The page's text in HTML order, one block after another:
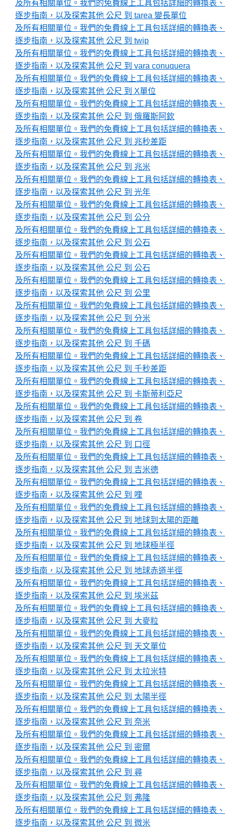
及所有相關單位。我們的免費線上工具包括詳細的轉換表、
逐步指南，以及探索其他 公尺 到 tarea 變長單位
及所有相關單位。我們的免費線上工具包括詳細的轉換表、
逐步指南，以及探索其他 公尺 到 twip
及所有相關單位。我們的免費線上工具包括詳細的轉換表、
逐步指南，以及探索其他 公尺 到 vara conuquera
及所有相關單位。我們的免費線上工具包括詳細的轉換表、
逐步指南，以及探索其他 公尺 到 X單位
及所有相關單位。我們的免費線上工具包括詳細的轉換表、
逐步指南，以及探索其他 公尺 到 俄羅斯阿欽
及所有相關單位。我們的免費線上工具包括詳細的轉換表、
逐步指南，以及探索其他 公尺 到 兆秒差距
及所有相關單位。我們的免費線上工具包括詳細的轉換表、
逐步指南，以及探索其他 公尺 到 兆米
及所有相關單位。我們的免費線上工具包括詳細的轉換表、
逐步指南，以及探索其他 公尺 到 光年
及所有相關單位。我們的免費線上工具包括詳細的轉換表、
逐步指南，以及探索其他 公尺 到 公分
及所有相關單位。我們的免費線上工具包括詳細的轉換表、
逐步指南，以及探索其他 公尺 到 公石
及所有相關單位。我們的免費線上工具包括詳細的轉換表、
逐步指南，以及探索其他 公尺 到 公石
及所有相關單位。我們的免費線上工具包括詳細的轉換表、
逐步指南，以及探索其他 公尺 到 公里
及所有相關單位。我們的免費線上工具包括詳細的轉換表、
逐步指南，以及探索其他 公尺 到 分米
及所有相關單位。我們的免費線上工具包括詳細的轉換表、
逐步指南，以及探索其他 公尺 到 千碼
及所有相關單位。我們的免費線上工具包括詳細的轉換表、
逐步指南，以及探索其他 公尺 到 千秒差距
及所有相關單位。我們的免費線上工具包括詳細的轉換表、
逐步指南，以及探索其他 公尺 到 卡斯蒂利亞尺
及所有相關單位。我們的免費線上工具包括詳細的轉換表、
逐步指南，以及探索其他 公尺 到 卷
及所有相關單位。我們的免費線上工具包括詳細的轉換表、
逐步指南，以及探索其他 公尺 到 口徑
及所有相關單位。我們的免費線上工具包括詳細的轉換表、
逐步指南，以及探索其他 公尺 到 吉米德
及所有相關單位。我們的免費線上工具包括詳細的轉換表、
逐步指南，以及探索其他 公尺 到 哩
及所有相關單位。我們的免費線上工具包括詳細的轉換表、
逐步指南，以及探索其他 公尺 到 地球到太陽的距離
及所有相關單位。我們的免費線上工具包括詳細的轉換表、
逐步指南，以及探索其他 公尺 到 地球極半徑
及所有相關單位。我們的免費線上工具包括詳細的轉換表、
逐步指南，以及探索其他 公尺 到 地球赤道半徑
及所有相關單位。我們的免費線上工具包括詳細的轉換表、
逐步指南，以及探索其他 公尺 到 埃米茲
及所有相關單位。我們的免費線上工具包括詳細的轉換表、
逐步指南，以及探索其他 公尺 到 大麥粒
及所有相關單位。我們的免費線上工具包括詳細的轉換表、
逐步指南，以及探索其他 公尺 到 天文單位
及所有相關單位。我們的免費線上工具包括詳細的轉換表、
逐步指南，以及探索其他 公尺 到 太拉米特
及所有相關單位。我們的免費線上工具包括詳細的轉換表、
逐步指南，以及探索其他 公尺 到 太陽半徑
及所有相關單位。我們的免費線上工具包括詳細的轉換表、
逐步指南，以及探索其他 公尺 到 奈米
及所有相關單位。我們的免費線上工具包括詳細的轉換表、
逐步指南，以及探索其他 公尺 到 密爾
及所有相關單位。我們的免費線上工具包括詳細的轉換表、
逐步指南，以及探索其他 公尺 到 尋
及所有相關單位。我們的免費線上工具包括詳細的轉換表、
逐步指南，以及探索其他 公尺 到 弗隆
及所有相關單位。我們的免費線上工具包括詳細的轉換表、
逐步指南，以及探索其他 公尺 到 微米